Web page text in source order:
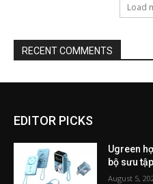
Load
RECENT COMMENTS
EDITOR PICKS
Ugreen
bộ sưu
August 5,